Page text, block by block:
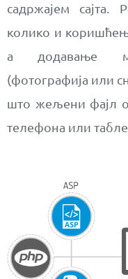
садржајем сајта.
колико и
а додавање
(фотографија или
што жељени фајл
телефона или